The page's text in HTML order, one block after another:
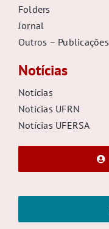
Folders
Jornal
Outros – Publicações
Notícias
Notícias
Notícias UFRN
Notícias UFERSA